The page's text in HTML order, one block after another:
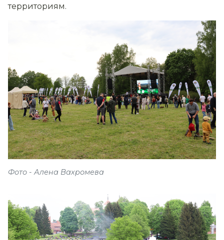
территориям.
Фото - Алена Вахромева